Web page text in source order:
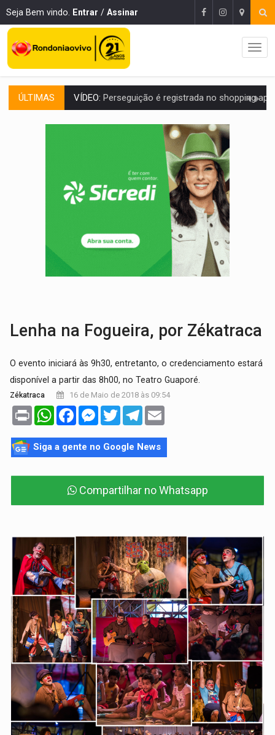
Seja Bem vindo. Entrar / Assinar
ÚLTIMAS LUDOPATIA:Apostas online começam a afetar produtividade e rotina
REFLORESTAMENTO:Plantar árvores não será mais suficiente para
Cientistas alertam para possível base secreta no satélite
ACABOU COM PEUGEOT: Incêndio destrói carro que era rebocado para oficina
:Anvisa libera venda de medicamentos pela Shopee, mas
Nova lei endurece punição por abuso sexual contra
POLUIÇÃO E RISCOS: Retirada de fiação irregular avança no país e em PVH
VÍDEO: Armado com machado, homem ameaça matar sobrinha grávida e
Lenha na Fogueira, por Zékatraca
O evento iniciará às 9h30, entretanto, o credenciamento estará
disponível a partir das 8h00, no Teatro Guaporé.
Zékatraca 16 de Maio de 2018 às 09:54
Print WhatsAppFacebookMessenger
TwitterTelegram
Siga a gente no Google News
Compartilhar no Whatsapp